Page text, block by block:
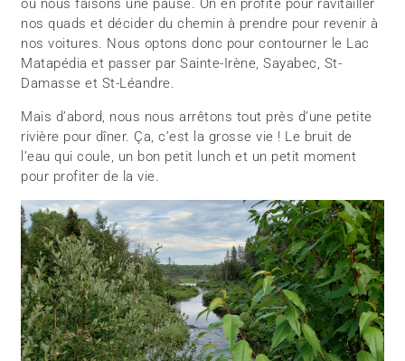
ou nous faisons une pause. On en profite pour ravitailler
nos quads et décider du chemin à prendre pour revenir à
nos voitures. Nous optons donc pour contourner le Lac
Matapédia et passer par Sainte-Irène, Sayabec, St-
Damasse et St-Léandre.
Mais d’abord, nous nous arrêtons tout près d’une petite
rivière pour dîner. Ça, c’est la grosse vie ! Le bruit de
l’eau qui coule, un bon petit lunch et un petit moment
pour profiter de la vie.